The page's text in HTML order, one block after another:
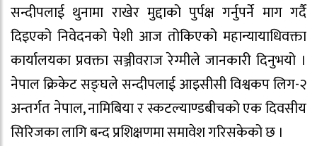
सन्दीपलाई थुनामा राखेर मुद्दाको पुर्पक्ष गर्नुपर्ने माग गर्दै
दिइएको निवेदनको पेशी आज तोकिएको महान्यायाधिवक्ता
कार्यालयका प्रवक्ता सञ्जीवराज रेग्मीले जानकारी दिनुभयो ।
नेपाल क्रिकेट सङ्घले सन्दीपलाई आइसीसी विश्वकप लिग-२
अन्तर्गत नेपाल, नामिबिया र स्कटल्याण्डबीचको एक दिवसीय
सिरिजका लागि बन्द प्रशिक्षणमा समावेश गरिसकेको छ ।